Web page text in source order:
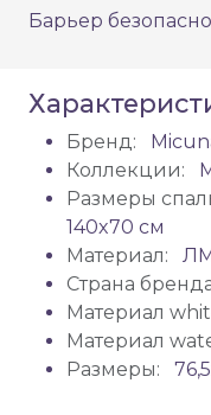
Барьер
Бренд:
Коллекции:
Размеры
140x70 см
Материал:
Страна
Материал
Материал
Размеры: